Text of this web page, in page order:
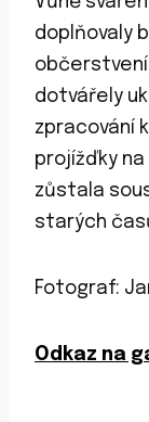
doplňovaly
dotvářely
zpracování
projížďky
zůstala
starých
Fotograf:
Odkaz na